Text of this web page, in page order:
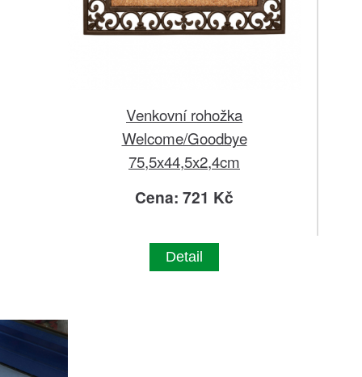
Venkovní rohožka
Welcome/Goodbye
75,5x44,5x2,4cm
Cena: 721 Kč
Detail